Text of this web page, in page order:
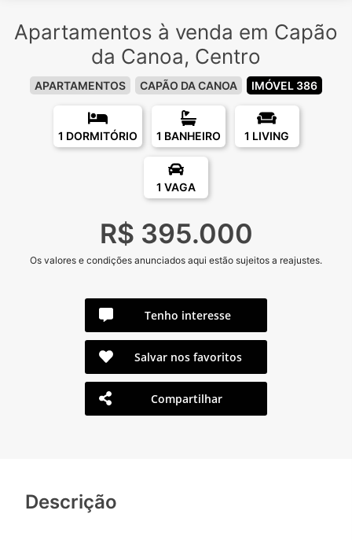
Apartamentos à venda em Capão
da Canoa, Centro
APARTAMENTOS CAPÃO DA CANOA IMÓVEL 386
1 DORMITÓRIO 1 BANHEIRO 1 LIVING
1 VAGA
R$ 395.000
Os valores e condições anunciados aqui estão sujeitos a reajustes.
Tenho interesse
Salvar nos favoritos
Compartilhar
Descrição